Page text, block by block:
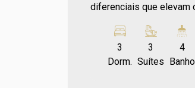
diferenciais que elevam
TV que permitem
para convivência e
planejada que une
3
Dorm.
3
Suítes
4
Banho